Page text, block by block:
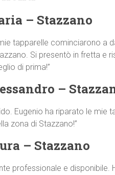
– Stazzano
tapparelle cominciarono a
Si presentò in fretta e
di prima!”
–
Eugenio ha riparato le mie
zona di Stazzano!”
– Stazzano
professionale e disponibile.